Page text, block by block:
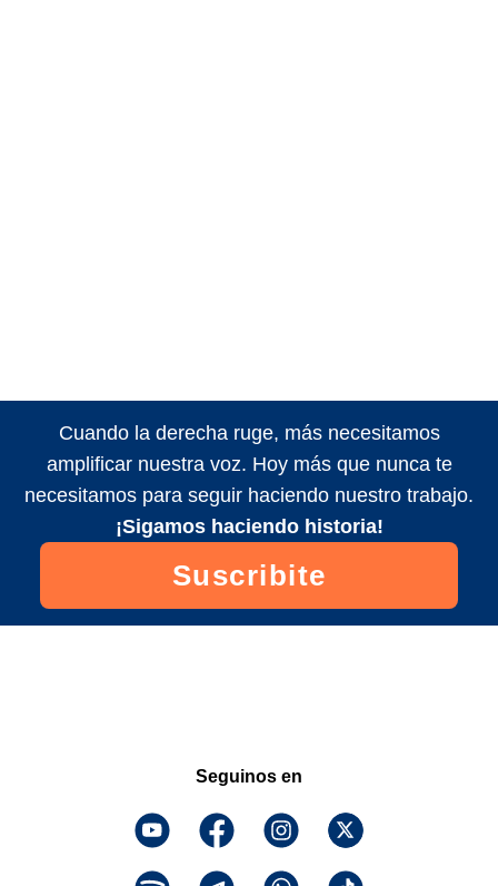
Cuando la derecha ruge, más necesitamos
amplificar nuestra voz. Hoy más que nunca te
necesitamos para seguir haciendo nuestro trabajo.
¡Sigamos haciendo historia!
Suscribite
Seguinos en